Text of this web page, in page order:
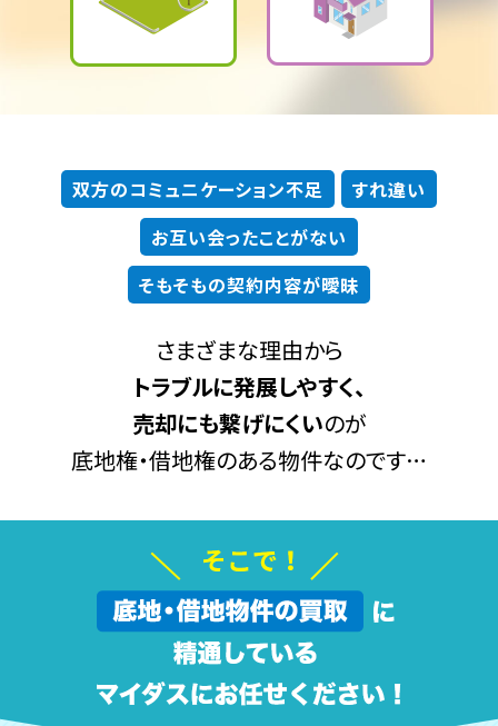
双方のコミュニケーション不足
すれ違い
お互い会ったことがない
そもそもの契約内容が曖昧
さまざまな理由から
トラブルに発展しやすく、
売却にも繋げにくいのが
底地権・借地権のある物件なのです…